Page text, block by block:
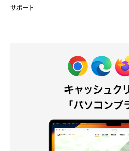
サポート